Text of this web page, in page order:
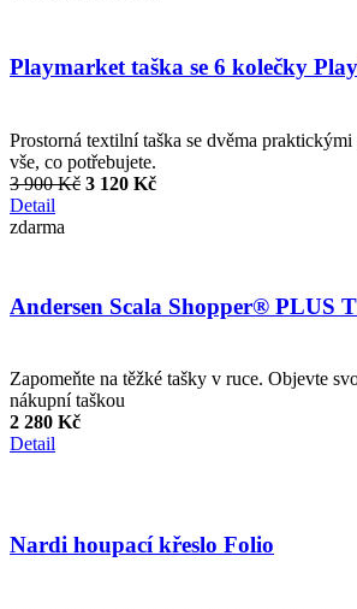
Playmarket taška se 6 kolečky
Prostorná textilní taška se dvěma
vše, co potřebujete.
3 900 Kč 3 120 Kč
Detail
zdarma
Andersen Scala Shopper® PLUS
Zapomeňte na těžké tašky v ruce. Objevte
nákupní taškou
2 280 Kč
Detail
Nardi houpací křeslo Folio